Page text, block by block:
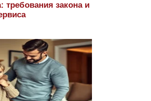
требования закона и